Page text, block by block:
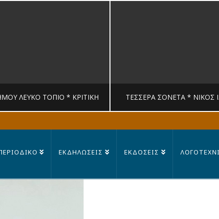
ΛΕΥΚΟ ΤΟΠΙΟ * ΚΡΙΤΙΚΉ
MANDRAGORAS
ΤΈΣΣΕΡΑ ΣΟΝΈΤΑ * ΝΊΚΟΣ
ΕΚΔΗΛΩΣΕΙΣ ΕΚΔΟΣΕΙΣ